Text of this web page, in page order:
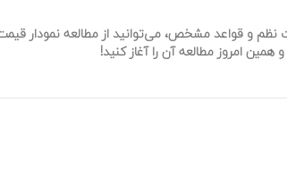
نظم و قواعد مشخص، می‌توانید ازمطالعه نمودار
امروز مطالعه آن را آغاز کنید!